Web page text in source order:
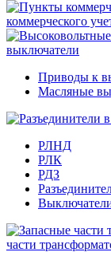
коммерческого
выключатели
Приводы к
Масляные
РЛНД
РЛК
РДЗ
части